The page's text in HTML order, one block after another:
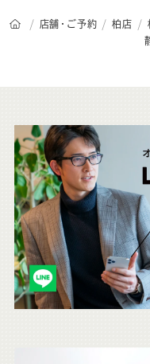
オーダースーツSADAのト
店舗・ご予約 柏店
こ
ち
ら
も
チ
ェ